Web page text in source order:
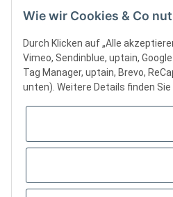
Wie wir Cookies & Co
Durch Klicken auf „Alle
Vimeo, Sendinblue, uptain,
Tag Manager, uptain, Brevo,
unten). Weitere Details finden